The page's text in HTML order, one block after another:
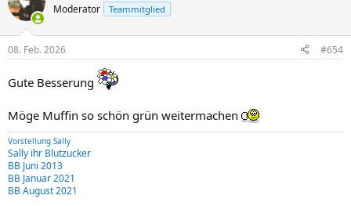
Moderator Teammitglied
08. Feb. 2026 #654
Gute Besserung
Möge Muffin so schön grün weitermachen
Vorstellung Sally
Sally ihr Blutzucker
BB Juni 2013
BB Januar 2021
BB August 2021